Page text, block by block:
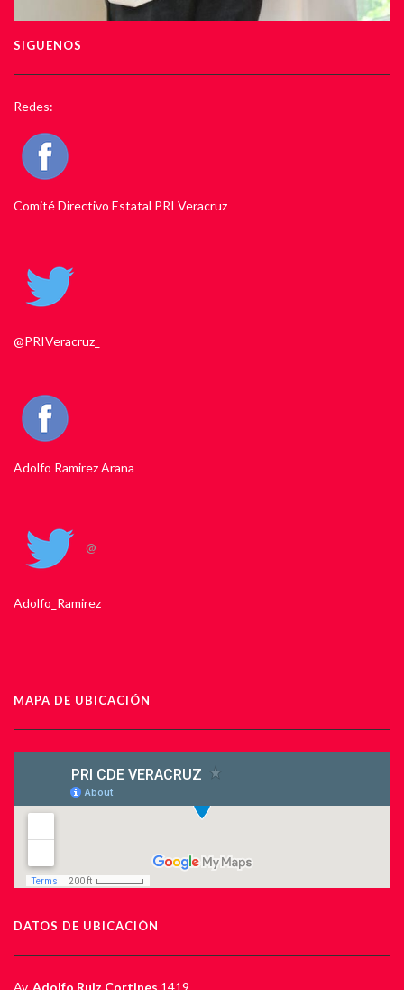
SIGUENOS
Redes:
Comité Directivo Estatal PRI Veracruz
@PRIVeracruz_
Adolfo Ramirez Arana
@
Adolfo_Ramirez
MAPA DE UBICACIÓN
DATOS DE UBICACIÓN
Av. Adolfo Ruiz Cortines 1419,